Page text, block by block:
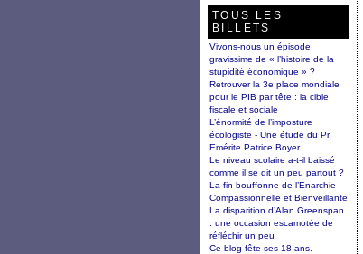
TOUS LES
BILLETS
Vivons-nous un épisode
gravissime de « l’histoire de la
stupidité économique » ?
Retrouver la 3e place mondiale
pour le PIB par tête : la cible
fiscale et sociale
L’énormité de l’imposture
écologiste - Une étude du Pr
Emérite Patrice Boyer
Le niveau scolaire a-t-il baissé
comme il se dit un peu partout ?
La fin bouffonne de l’Enarchie
Compassionnelle et Bienveillante
La disparition d’Alan Greenspan
: une occasion escamotée de
réfléchir un peu
Ce blog fête ses 18 ans.